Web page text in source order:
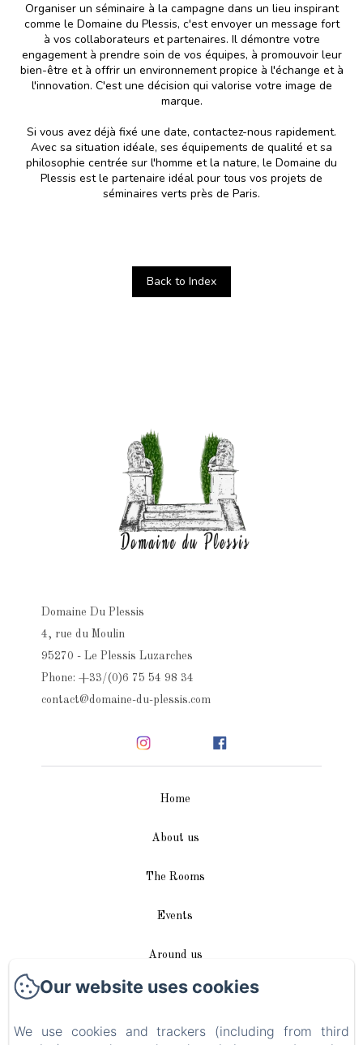
Organiser un séminaire à la campagne dans un lieu inspirant
comme le Domaine du Plessis, c'est envoyer un message fort
à vos collaborateurs et partenaires. Il démontre votre
engagement à prendre soin de vos équipes, à promouvoir leur
bien-être et à offrir un environnement propice à l'échange et à
l'innovation. C'est une décision qui valorise votre image de
marque.
Si vous avez déjà fixé une date, contactez-nous rapidement.
Avec sa situation idéale, ses équipements de qualité et sa
philosophie centrée sur l'homme et la nature, le Domaine du
Plessis est le partenaire idéal pour tous vos projets de
séminaires verts près de Paris.
Back to Index
Domaine Du Plessis
4, rue du Moulin
95270 - Le Plessis Luzarches
Phone: +33/(0)6 75 54 98 34
contact@domaine-du-plessis.com
Home
About us
The Rooms
Events
Around us
Access / Contact
Plan du site
Our website uses cookies
We use cookies and trackers (including from third